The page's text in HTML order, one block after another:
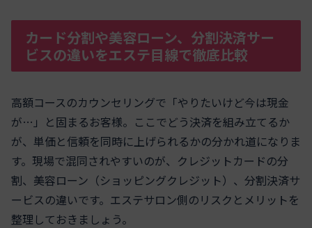
カード分割や美容ローン、分割決済サー
ビスの違いをエステ目線で徹底比較
高額コースのカウンセリングで「やりたいけど今は現金
が…」と固まるお客様。ここでどう決済を組み立てるか
が、単価と信頼を同時に上げられるかの分かれ道になりま
す。現場で混同されやすいのが、クレジットカードの分
割、美容ローン（ショッピングクレジット）、分割決済サ
ービスの違いです。エステサロン側のリスクとメリットを
整理しておきましょう。